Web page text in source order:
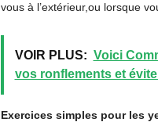
vous à l’extérieur,ou lorsque
VOIR PLUS: Voici
vos ronflements et
Exercices simples pour les